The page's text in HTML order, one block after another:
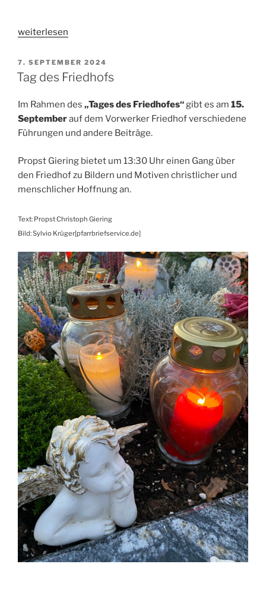
„Gräbersegnungen
um
Allerseelen“
weiterlesen
VERÖFFENTLICHT
AM
7. SEPTEMBER 2024
Tag des Friedhofs
Im Rahmen des „Tages des Friedhofes“gibt es am 15.
Septemberauf dem Vorwerker Friedhof verschiedene
Führungen und andere Beiträge.
Propst Giering bietet um 13:30 Uhr einen Gang über
den Friedhof zu Bildern und Motiven christlicher und
menschlicher Hoffnung an.
Text: Propst Christoph Giering
Bild: Sylvio Krüger[pfarrbriefservice.de]